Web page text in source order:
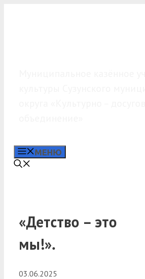
МЕНЮ
«Детство – это
мы!».
03.06.2025